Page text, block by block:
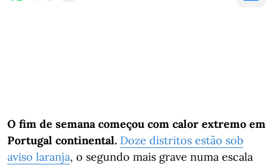
O fim de semana começou com calor extremo em
Portugal continental. Doze distritos estão sob
aviso laranja, o segundo mais grave numa escala